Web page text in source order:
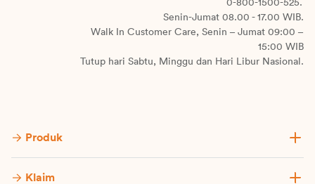
0-800-1500-525.
Senin-Jumat 08.00 - 17.00 WIB.
Walk In Customer Care, Senin – Jumat 09:00 –
15:00 WIB
Tutup hari Sabtu, Minggu dan Hari Libur Nasional.
Produk
Klaim